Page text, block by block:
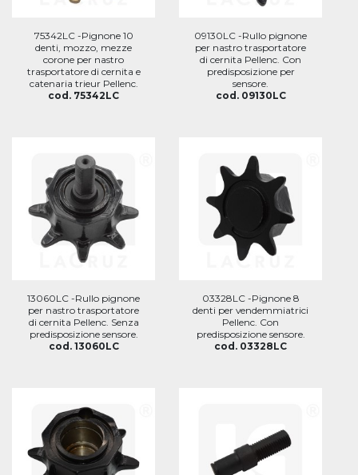
75342LC -Pignone 10
denti, mozzo, mezze
corone per nastro
trasportatore di cernita e
catenaria trieur Pellenc.
cod. 75342LC
09130LC -Rullo pignone
per nastro trasportatore
di cernita Pellenc. Con
predisposizione per
sensore.
cod. 09130LC
13060LC -Rullo pignone
per nastro trasportatore
di cernita Pellenc. Senza
predisposizione sensore.
cod. 13060LC
03328LC -Pignone 8
denti per vendemmiatrici
Pellenc. Con
predisposizione sensore.
cod. 03328LC